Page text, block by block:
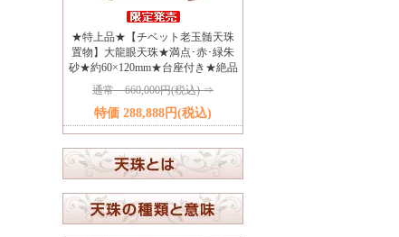
★特上品★【チベット老玉髄天珠
置物】大龍眼天珠★満点･赤･緑朱
砂★約60×120mm★台座付き★絶品
通常 660,000円(税込) ⇒
特価 288,888円(税込)